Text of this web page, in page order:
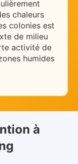
chaleurs
colonies est
de milieu
activité de
humides
à